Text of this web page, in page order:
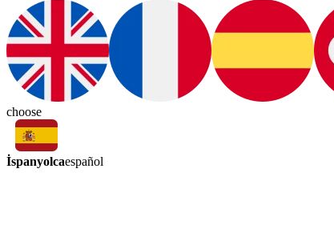
choose
İspanyolcaespañol